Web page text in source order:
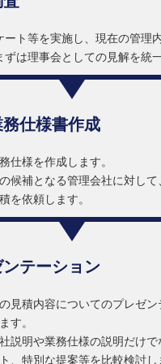
ート等を実施し、現在の管理
は理事会としての見解を統一
務仕様書作成
仕様を作成します。
候補となる管理会社に対し
を依頼します。
テーション
見積内容についてのプレゼ
す。
説明や業務仕様の説明だけで
、特別な提案等を比較検討し